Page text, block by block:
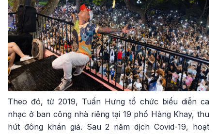
Theo đó, từ 2019, Tuấn Hưng tổ chức biểu diễn ca
nhạc ở ban công nhà riêng tại 19 phố Hàng Khay, thu
hút đông khán giả. Sau 2 năm dịch Covid-19, hoạt